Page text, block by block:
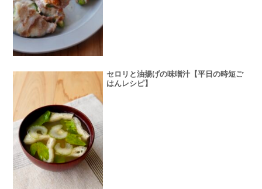
セロリと油揚げの味噌汁【平日の時短ご
はんレシピ】